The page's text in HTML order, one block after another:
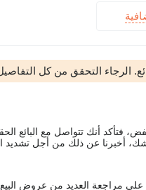
الرجاء التحقق من كل
فتأكد أنك تتواصل مع
عن ذلك من أجل تشديد
على مراجعة العديد من عروض